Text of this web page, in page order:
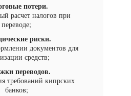
риски.
документов для
средств;
переводов.
требований кипрских
банков;
потери.
расчет налогов при
переводе;